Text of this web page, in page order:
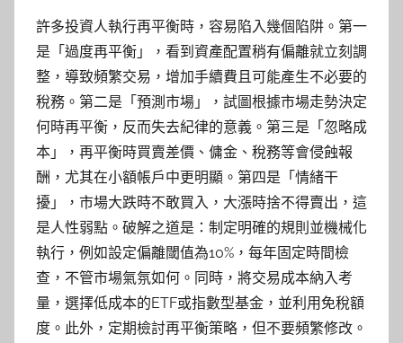
許多投資人執行再平衡時，容易陷入幾個陷阱。第一
是「過度再平衡」，看到資產配置稍有偏離就立刻調
整，導致頻繁交易，增加手續費且可能產生不必要的
稅務。第二是「預測市場」，試圖根據市場走勢決定
何時再平衡，反而失去紀律的意義。第三是「忽略成
本」，再平衡時買賣差價、傭金、稅務等會侵蝕報
酬，尤其在小額帳戶中更明顯。第四是「情緒干
擾」，市場大跌時不敢買入，大漲時捨不得賣出，這
是人性弱點。破解之道是：制定明確的規則並機械化
執行，例如設定偏離閾值為10%，每年固定時間檢
查，不管市場氣氛如何。同時，將交易成本納入考
量，選擇低成本的ETF或指數型基金，並利用免稅額
度。此外，定期檢討再平衡策略，但不要頻繁修改。